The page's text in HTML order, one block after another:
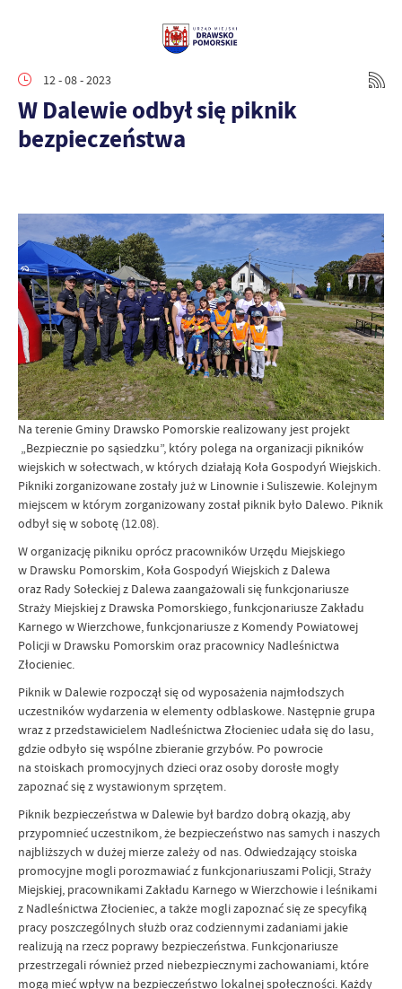
12 - 08 - 2023
W Dalewie odbył się piknik
bezpieczeństwa
Na terenie Gminy Drawsko Pomorskie realizowany jest projekt
„Bezpiecznie po sąsiedzku”, który polega na organizacji pikników
wiejskich w sołectwach, w których działają Koła Gospodyń Wiejskich.
Pikniki zorganizowane zostały już w Linownie i Suliszewie. Kolejnym
miejscem w którym zorganizowany został piknik było Dalewo. Piknik
odbył się w sobotę (12.08).
W organizację pikniku oprócz pracowników Urzędu Miejskiego
w Drawsku Pomorskim, Koła Gospodyń Wiejskich z Dalewa
oraz Rady Sołeckiej z Dalewa zaangażowali się funkcjonariusze
Straży Miejskiej z Drawska Pomorskiego, funkcjonariusze Zakładu
Karnego w Wierzchowe, funkcjonariusze z Komendy Powiatowej
Policji w Drawsku Pomorskim oraz pracownicy Nadleśnictwa
Złocieniec.
Piknik w Dalewie rozpoczął się od wyposażenia najmłodszych
uczestników wydarzenia w elementy odblaskowe. Następnie grupa
wraz z przedstawicielem Nadleśnictwa Złocieniec udała się do lasu,
gdzie odbyło się wspólne zbieranie grzybów. Po powrocie
na stoiskach promocyjnych dzieci oraz osoby dorosłe mogły
zapoznać się z wystawionym sprzętem.
Piknik bezpieczeństwa w Dalewie był bardzo dobrą okazją, aby
przypomnieć uczestnikom, że bezpieczeństwo nas samych i naszych
najbliższych w dużej mierze zależy od nas. Odwiedzający stoiska
promocyjne mogli porozmawiać z funkcjonariuszami Policji, Straży
Miejskiej, pracownikami Zakładu Karnego w Wierzchowie i leśnikami
z Nadleśnictwa Złocieniec, a także mogli zapoznać się ze specyfiką
pracy poszczególnych służb oraz codziennymi zadaniami jakie
realizują na rzecz poprawy bezpieczeństwa. Funkcjonariusze
przestrzegali również przed niebezpiecznymi zachowaniami, które
mogą mieć wpływ na bezpieczeństwo lokalnej społeczności. Każdy